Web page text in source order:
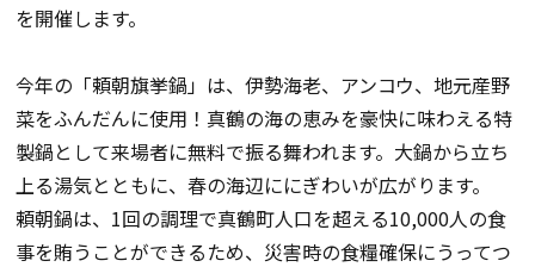
を開催します。
今年の「頼朝旗挙鍋」は、伊勢海老、アンコウ、地元産野
菜をふんだんに使用！真鶴の海の恵みを豪快に味わえる特
製鍋として来場者に無料で振る舞われます。大鍋から立ち
上る湯気とともに、春の海辺ににぎわいが広がります。
頼朝鍋は、1回の調理で真鶴町人口を超える10,000人の食
事を賄うことができるため、災害時の食糧確保にうってつ